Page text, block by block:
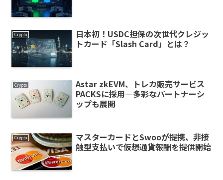
Crypto
日本初！USDC担保の次世代クレジッ
トカード「Slash Card」とは？
Crypto
Astar zkEVM、トレカ販売サービス
PACKSに採用―多彩なパートナーシ
ップも展開
Crypto
マスターカードとSwooが提携、非接
触型支払いで仮想通貨報酬を提供開始